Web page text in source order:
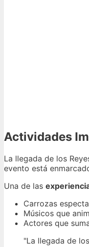
Actividades
La llegada de los
evento está
Una de las
Carrozas
Músicos que
Actores que
"La llegada de